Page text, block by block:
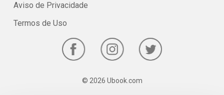
Aviso de Privacidade
Termos de Uso
© 2026 Ubook.com